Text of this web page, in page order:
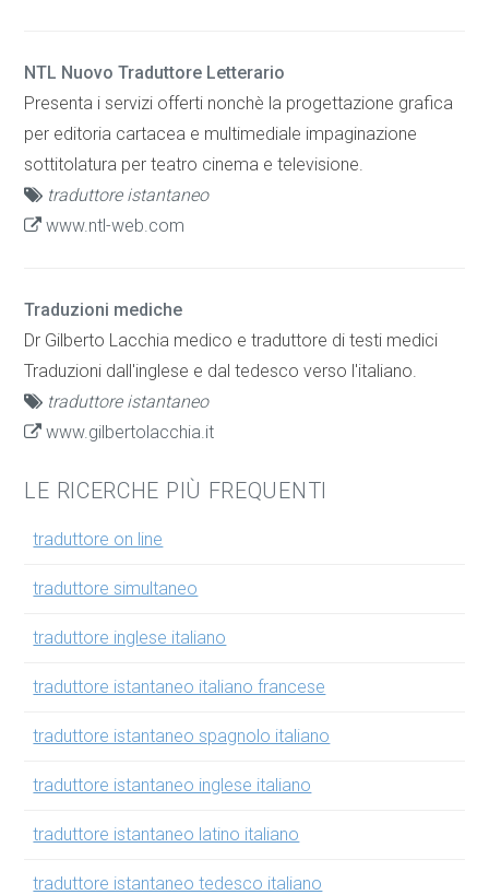
NTL Nuovo Traduttore Letterario
Presenta i servizi offerti nonchè la progettazione grafica
per editoria cartacea e multimediale impaginazione
sottitolatura per teatro cinema e televisione.
traduttore istantaneo
www.ntl-web.com
Traduzioni mediche
Dr Gilberto Lacchia medico e traduttore di testi medici
Traduzioni dall'inglese e dal tedesco verso l'italiano.
traduttore istantaneo
www.gilbertolacchia.it
LE RICERCHE PIÙ FREQUENTI
traduttore on line
traduttore simultaneo
traduttore inglese italiano
traduttore istantaneo italiano francese
traduttore istantaneo spagnolo italiano
traduttore istantaneo inglese italiano
traduttore istantaneo latino italiano
traduttore istantaneo tedesco italiano